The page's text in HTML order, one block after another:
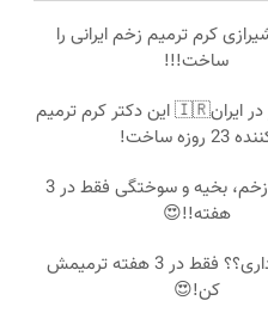
کرم ترمیم زخم ایرانی را
ساخت!!!
برای اولین بار در ایران🇮🇷 این دکتر کرم ترمیم
23 روزه ساخت!
ترمیم جای زخم، بخیه و سوختگی فقط در 3
هفته!!😍
جای بخیه داری؟؟ فقط در 3 هفته ترمیمش
کن!😍